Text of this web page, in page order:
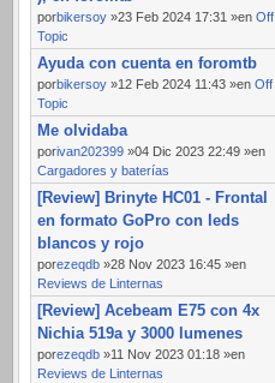
porbikersoy »23 Feb 2024 17:31 »en Off
Topic
Ayuda con cuenta en foromtb
porbikersoy »12 Feb 2024 11:43 »en Off
Topic
Me olvidaba
porivan202399 »04 Dic 2023 22:49 »en
Cargadores y baterías
[Review] Brinyte HC01 - Frontal
en formato GoPro con leds
blancos y rojo
porezeqdb »28 Nov 2023 16:45 »en
Reviews de Linternas
[Review] Acebeam E75 con 4x
Nichia 519a y 3000 lumenes
porezeqdb »11 Nov 2023 01:18 »en
Reviews de Linternas